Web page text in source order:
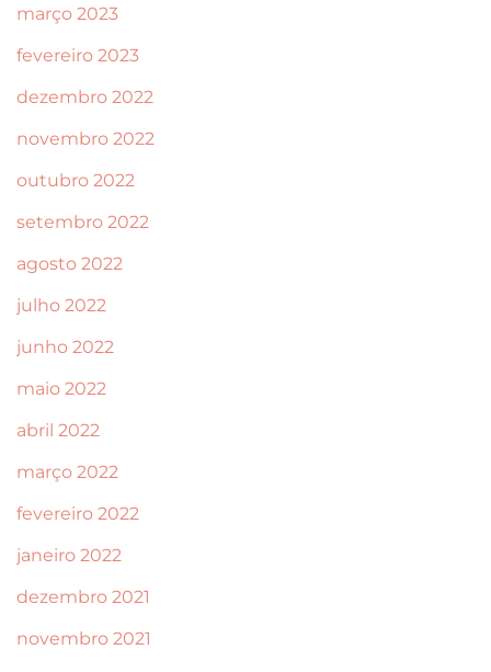
março 2023
fevereiro 2023
dezembro 2022
novembro 2022
outubro 2022
setembro 2022
agosto 2022
julho 2022
junho 2022
maio 2022
abril 2022
março 2022
fevereiro 2022
janeiro 2022
dezembro 2021
novembro 2021